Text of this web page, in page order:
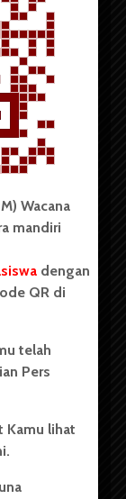
WACANA.
merupakan
dikelola
Utara
salah satu
Sumatera
Wacana
mandiri
dengan
QR di
telah
Pers
Kamu lihat